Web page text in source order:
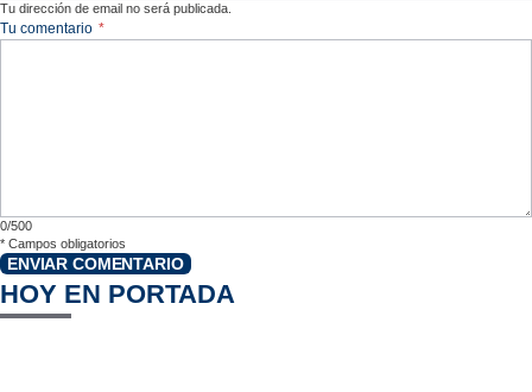
Tu dirección de email no será publicada.
Tu comentario *
0/500
* Campos obligatorios
ENVIAR COMENTARIO
HOY EN PORTADA